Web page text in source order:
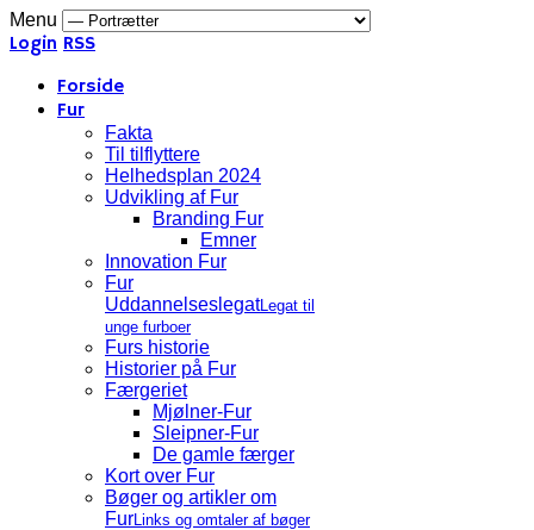
Menu
Login RSS
Forside
Fur
Fakta
Til tilflyttere
Helhedsplan 2024
Udvikling af Fur
Branding Fur
Emner
Innovation Fur
Fur
UddannelseslegatLegat til
unge furboer
Furs historie
Historier på Fur
Færgeriet
Mjølner-Fur
Sleipner-Fur
De gamle færger
Kort over Fur
Bøger og artikler om
FurLinks og omtaler af bøger